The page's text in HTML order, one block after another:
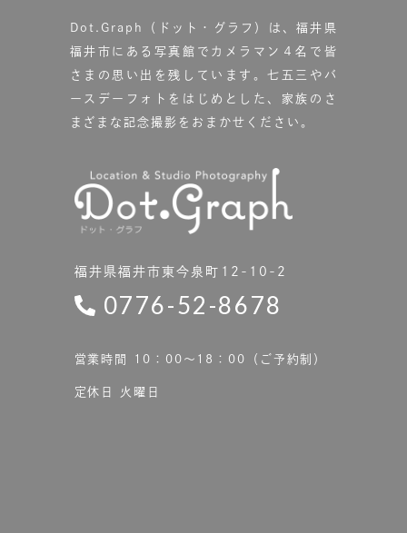
Dot.Graph（ドット・グラフ）は、福井県
福井市にある写真館で カメラマン４名で皆
さまの思い出を残しています。七五三やバ
ースデーフォトをはじめとした、家族のさ
まざまな記念撮影をおまかせください。
福井県福井市東今泉町12-10-2
0776-52-8678
営業時間 10：00〜18：00（ご予約制）
定休日 火曜日